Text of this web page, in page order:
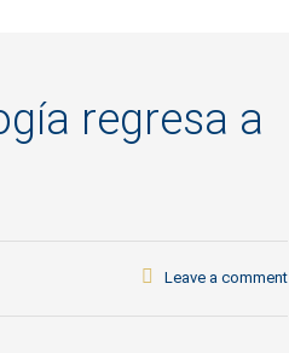
regresa a
Leave a comment